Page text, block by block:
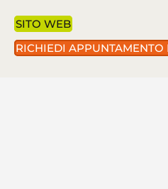
SITO WEB
RICHIEDI APPUNTAMENTO